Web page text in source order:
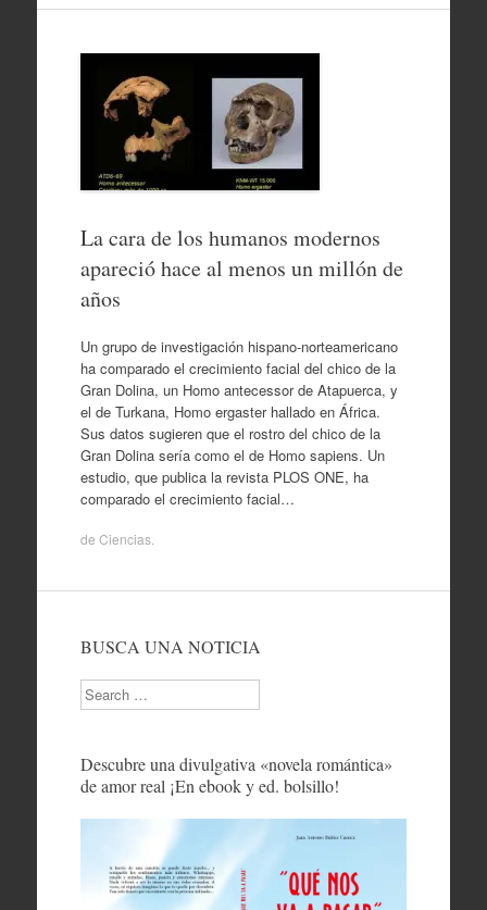
La cara de los humanos modernos
apareció hace al menos un millón de
años
Un grupo de investigación hispano-norteamericano
ha comparado el crecimiento facial del chico de la
Gran Dolina, un Homo antecessor de Atapuerca, y
el de Turkana, Homo ergaster hallado en África.
Sus datos sugieren que el rostro del chico de la
Gran Dolina sería como el de Homo sapiens. Un
estudio, que publica la revista PLOS ONE, ha
comparado el crecimiento facial…
de Ciencias.
BUSCA UNA NOTICIA
Search
Descubre una divulgativa «novela romántica»
de amor real ¡En ebook y ed. bolsillo!